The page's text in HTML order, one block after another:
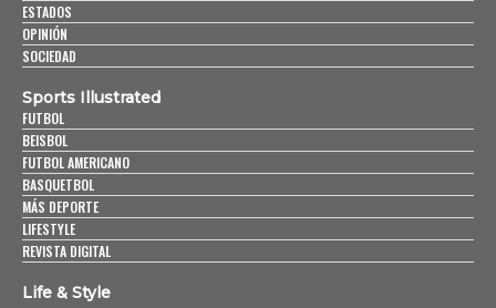
ESTADOS
OPINIÓN
SOCIEDAD
Sports Illustrated
FUTBOL
BEISBOL
FUTBOL AMERICANO
BASQUETBOL
MÁS DEPORTE
LIFESTYLE
REVISTA DIGITAL
Life & Style